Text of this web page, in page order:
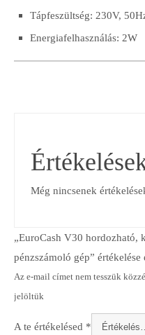
Tápfeszültség: 230V,
Energiafelhasználás: 2W
Még nincsenek
„EuroCash V30 hordozható,
pénzszámoló gép” értékelése
Az e-mail címet nem tesszük közzé.
jelöltük
A te értékelésed *